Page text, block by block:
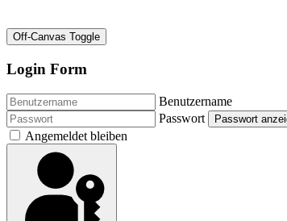
Off-Canvas Toggle
Login Form
Benutzername
Passwort
Passwort
Angemeldet bleiben